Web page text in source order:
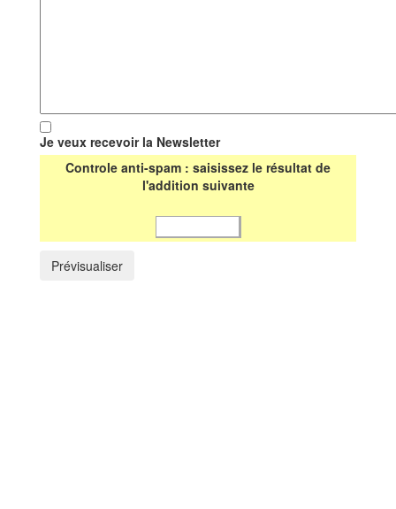
Je veux recevoir la Newsletter
Controle anti-spam : saisissez le résultat de
l'addition suivante